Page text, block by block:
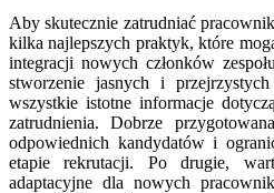
Aby skutecznie zatrudniać
kilka najlepszych praktyk, które
integracji nowych członków
stworzenie jasnych i
wszystkie istotne informacje
zatrudnienia. Dobrze
odpowiednich kandydatów i
etapie rekrutacji. Po drugie,
adaptacyjne dla nowych